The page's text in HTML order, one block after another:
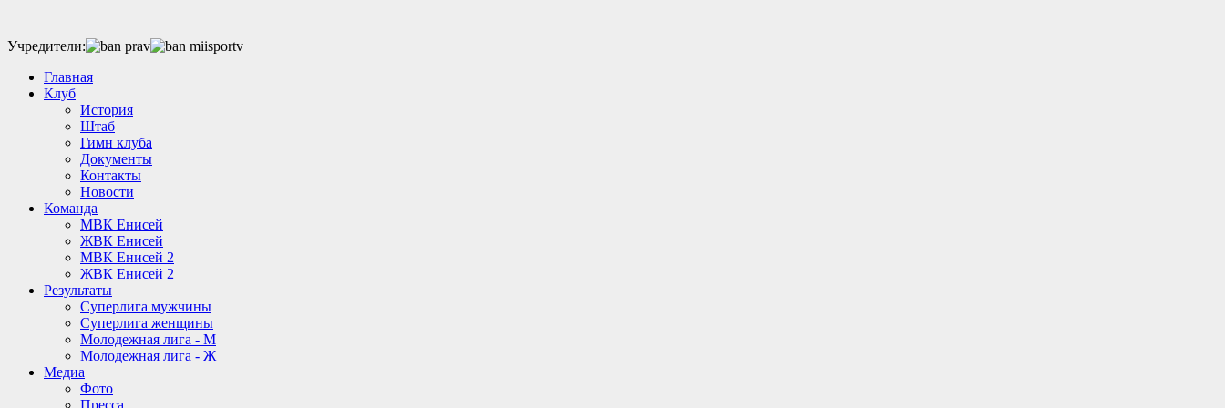
Учредители:
Главная
Клуб
История
Штаб
Гимн клуба
Документы
Контакты
Новости
Команда
МВК Енисей
ЖВК Енисей
МВК Енисей 2
ЖВК Енисей 2
Результаты
Суперлига мужчины
Суперлига женщины
Молодежная лига - М
Молодежная лига - Ж
Медиа
Фото
Пресса